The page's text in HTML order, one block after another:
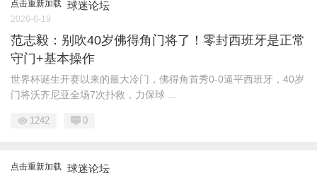
点击重新加载 球迷论坛
2026-6-19
范志毅：别吹40岁佛得角门将了！零封西班牙是正常
守门+基本操作
世界杯诞生开赛以来的最大冷门，佛得角首秀0-0逼平西班牙，40岁
门将沃齐尼亚全场7次扑救，力保球 ...
1242 0
点击重新加载 球迷论坛